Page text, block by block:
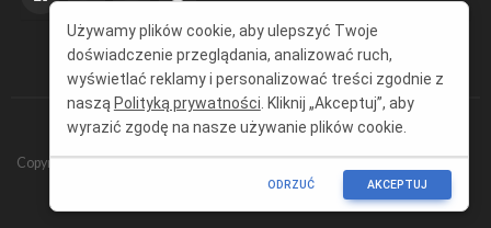
Copyright ©KotRabatowy.plWszelkie prawa zastrzeżone.
Używamy plików cookie, aby ulepszyć Twoje
doświadczenie przeglądania, analizować ruch,
wyświetlać reklamy i personalizować treści zgodnie z
naszą Polityką prywatności . Kliknij „Akceptuj”, aby
wyrazić zgodę na nasze używanie plików cookie.
ODRZUĆ AKCEPTUJ